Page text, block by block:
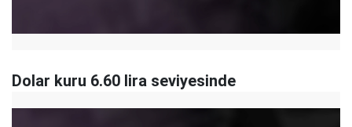
Dolar kuru 6.60 lira seviyesinde